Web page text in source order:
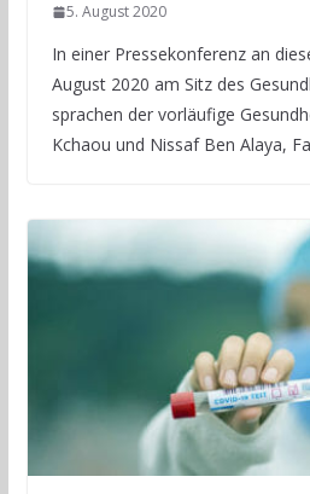
5. August 2020
In einer Pressekonferenz an
August 2020 am Sitz des
sprachen der vorläufige
Kchaou und Nissaf Ben Alaya,